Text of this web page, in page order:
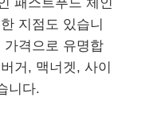
지점도 있습니
가격으로 유명합
거, 맥너겟, 사이
니다.